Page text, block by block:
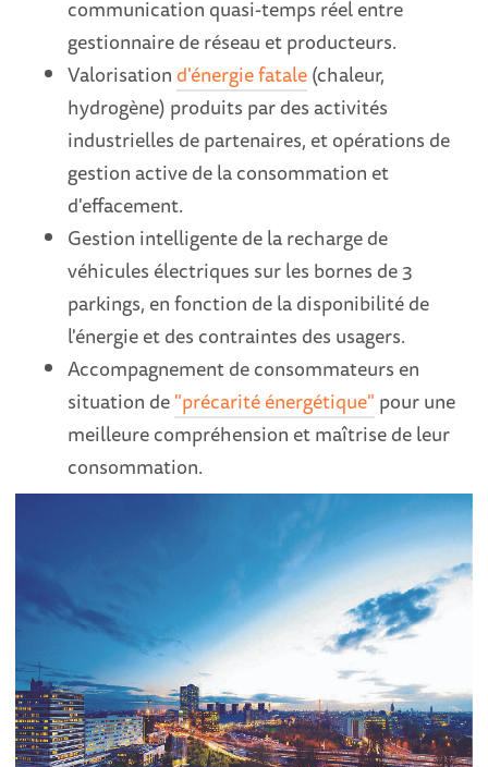
communication quasi-temps réel entre
gestionnaire de réseau et producteurs.
Valorisation d'énergie fatale(chaleur,
hydrogène) produits par des activités
industrielles de partenaires, et opérations de
gestion active de la consommation et
d'effacement.
Gestion intelligente de la recharge de
véhicules électriques sur les bornes de 3
parkings, en fonction de la disponibilité de
l'énergie et des contraintes des usagers.
Accompagnement de consommateurs en
situation de"précarité énergétique" pour une
meilleure compréhension et maîtrise de leur
consommation.